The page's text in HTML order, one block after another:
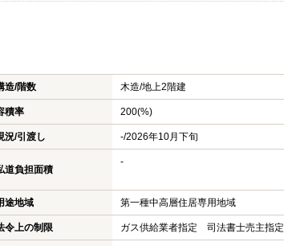
造/階数 木造/地上2階建
積率 200(%)
況/引渡し -/2026年10月下旬
道負担面積
-
途地域 第一種中高層住居専用地域
令上の制限 ガス供給業者指定 司法書士売主指定